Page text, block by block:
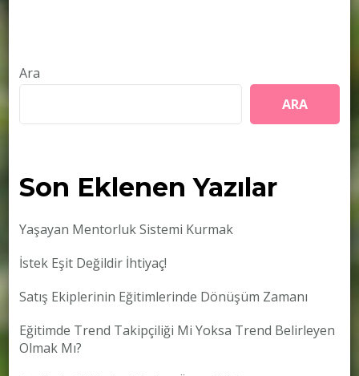
Ara
ARA
Son Eklenen Yazılar
Yaşayan Mentorluk Sistemi Kurmak
İstek Eşit Değildir İhtiyaç!
Satış Ekiplerinin Eğitimlerinde Dönüşüm Zamanı
Eğitimde Trend Takipçiliği Mi Yoksa Trend Belirleyen
Olmak Mı?